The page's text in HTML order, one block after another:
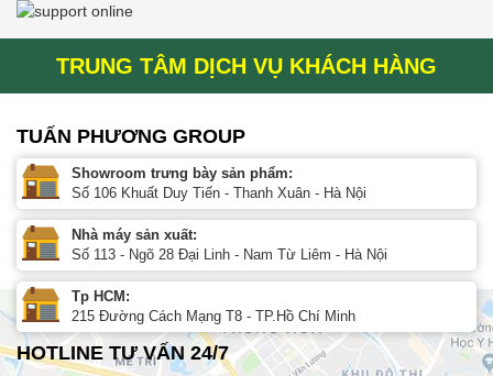
TRUNG TÂM DỊCH VỤ KHÁCH HÀNG
TUẤN PHƯƠNG GROUP
Showroom trưng bày sản phẩm:
Số 106 Khuất Duy Tiến - Thanh Xuân - Hà Nội
Nhà máy sản xuất:
Số 113 - Ngõ 28 Đại Linh - Nam Từ Liêm - Hà Nội
Tp HCM:
215 Đường Cách Mạng T8 - TP.Hồ Chí Minh
HOTLINE TƯ VẤN 24/7